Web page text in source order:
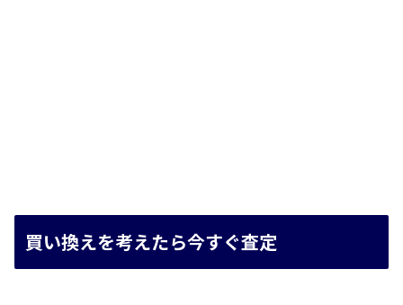
買い換えを考えたら今すぐ査定